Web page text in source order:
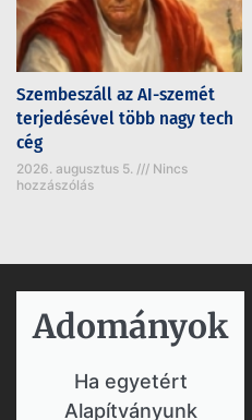
Szembeszáll az AI-szemét
terjedésével több nagy tech
cég
2026. augusztus 5.
Nincs
hozzászólás
Adományok​
Ha egyetért
Alapítványunk